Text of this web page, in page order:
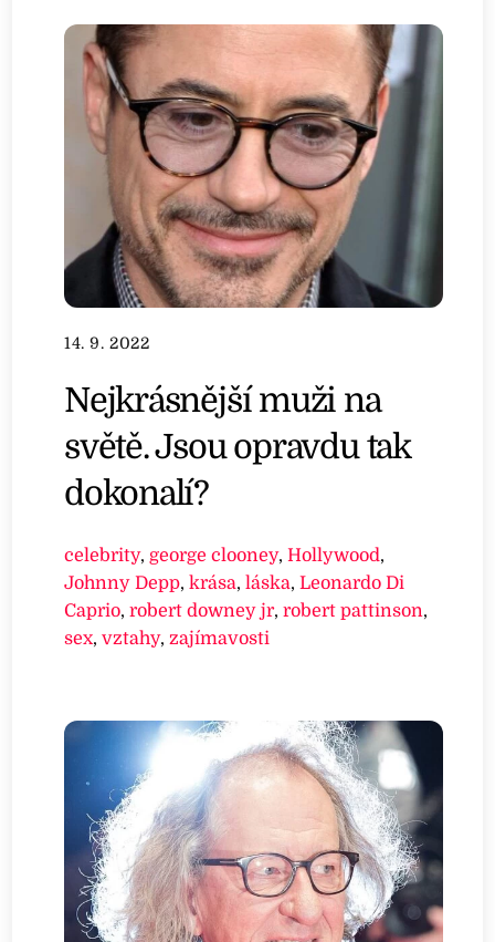
14. 9. 2022
Nejkrásnější muži na
světě. Jsou opravdu tak
dokonalí?
celebrity, george clooney,Hollywood,
Johnny Depp,krása,láska,Leonardo Di
Caprio,robert downey jr,robert pattinson,
sex,vztahy,zajímavosti